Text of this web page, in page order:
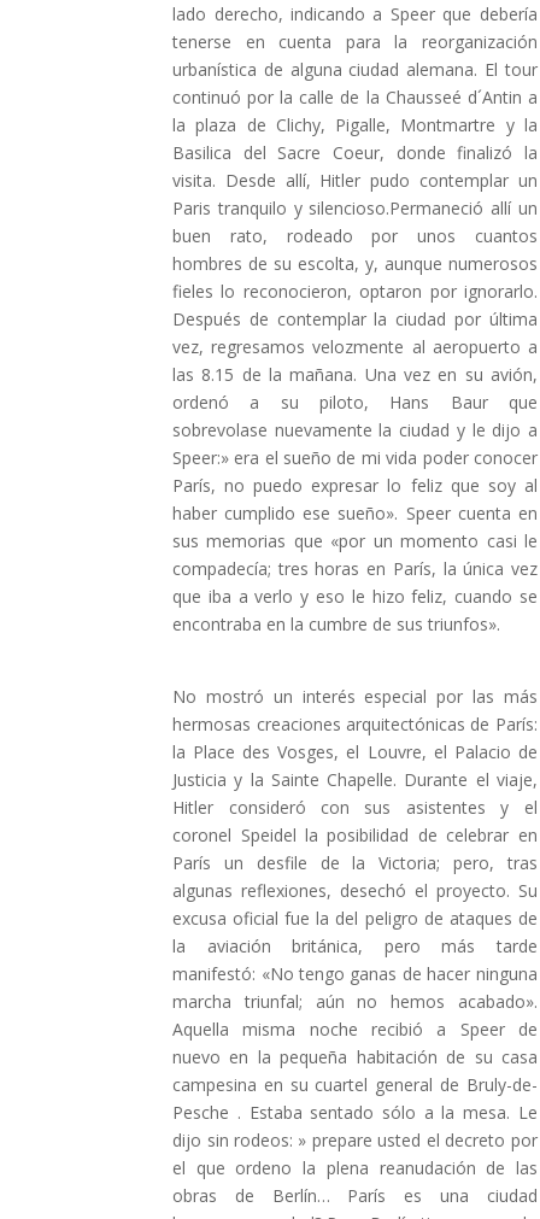
lado derecho, indicando a Speer que debería
tenerse en cuenta para la reorganización
urbanística de alguna ciudad alemana. El tour
continuó por la calle de la Chausseé d´Antin a
la plaza de Clichy, Pigalle, Montmartre y la
Basilica del Sacre Coeur, donde finalizó la
visita. Desde allí, Hitler pudo contemplar un
Paris tranquilo y silencioso.Permaneció allí un
buen rato, rodeado por unos cuantos
hombres de su escolta, y, aunque numerosos
fieles lo reconocieron, optaron por ignorarlo.
Después de contemplar la ciudad por última
vez, regresamos velozmente al aeropuerto a
las 8.15 de la mañana. Una vez en su avión,
ordenó a su piloto, Hans Baur que
sobrevolase nuevamente la ciudad y le dijo a
Speer:» era el sueño de mi vida poder conocer
París, no puedo expresar lo feliz que soy al
haber cumplido ese sueño». Speer cuenta en
sus memorias que «por un momento casi le
compadecía; tres horas en París, la única vez
que iba a verlo y eso le hizo feliz, cuando se
encontraba en la cumbre de sus triunfos».
No mostró un interés especial por las más
hermosas creaciones arquitectónicas de París:
la Place des Vosges, el Louvre, el Palacio de
Justicia y la Sainte Chapelle. Durante el viaje,
Hitler consideró con sus asistentes y el
coronel Speidel la posibilidad de celebrar en
París un desfile de la Victoria; pero, tras
algunas reflexiones, desechó el proyecto. Su
excusa oficial fue la del peligro de ataques de
la aviación británica, pero más tarde
manifestó: «No tengo ganas de hacer ninguna
marcha triunfal; aún no hemos acabado».
Aquella misma noche recibió a Speer de
nuevo en la pequeña habitación de su casa
campesina en su cuartel general de Bruly-de-
Pesche . Estaba sentado sólo a la mesa. Le
dijo sin rodeos: » prepare usted el decreto por
el que ordeno la plena reanudación de las
obras de Berlín… París es una ciudad